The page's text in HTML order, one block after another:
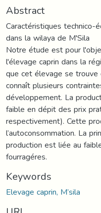
Abstract
Caractéristiques technico-
dans la wilaya de M'Sila
Notre étude est pour
l'élevage caprin dans la
que cet élevage se
connaît plusieurs
développement. La
faible en dépit des prix
respectivement). Cette
l’autoconsommation. La
production est liée au
fourragéres.
Keywords
Elevage caprin, M’sila